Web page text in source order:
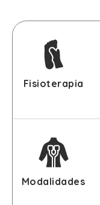
Fisioterapia
Modalidades